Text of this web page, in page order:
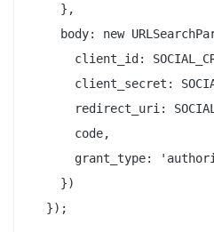
    },
body: new
client_id:
client_secret:
redirect_uri:
      code,
grant_type:
    })
  });